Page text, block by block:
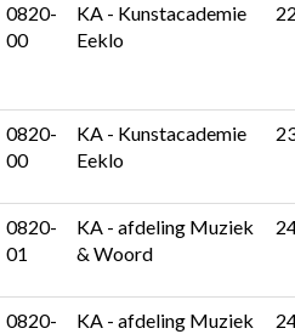
0820-
00
KA - Kunstacademie
Eeklo
0820-
00
KA - Kunstacademie
Eeklo
0820-
01
KA - afdeling Muziek
& Woord
0820-
KA - afdeling Muziek